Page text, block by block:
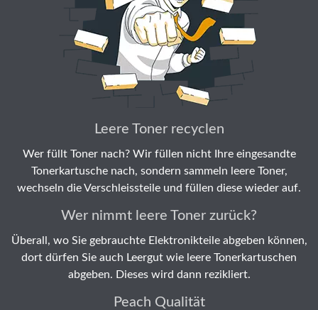
Leere Toner recyclen
Wer füllt Toner nach? Wir füllen nicht Ihre eingesandte
Tonerkartusche nach, sondern sammeln leere Toner,
wechseln die Verschleissteile und füllen diese wieder auf.
Wer nimmt leere Toner zurück?
Überall, wo Sie gebrauchte Elektronikteile abgeben können,
dort dürfen Sie auch Leergut wie leere Tonerkartuschen
abgeben. Dieses wird dann rezikliert.
Peach Qualität